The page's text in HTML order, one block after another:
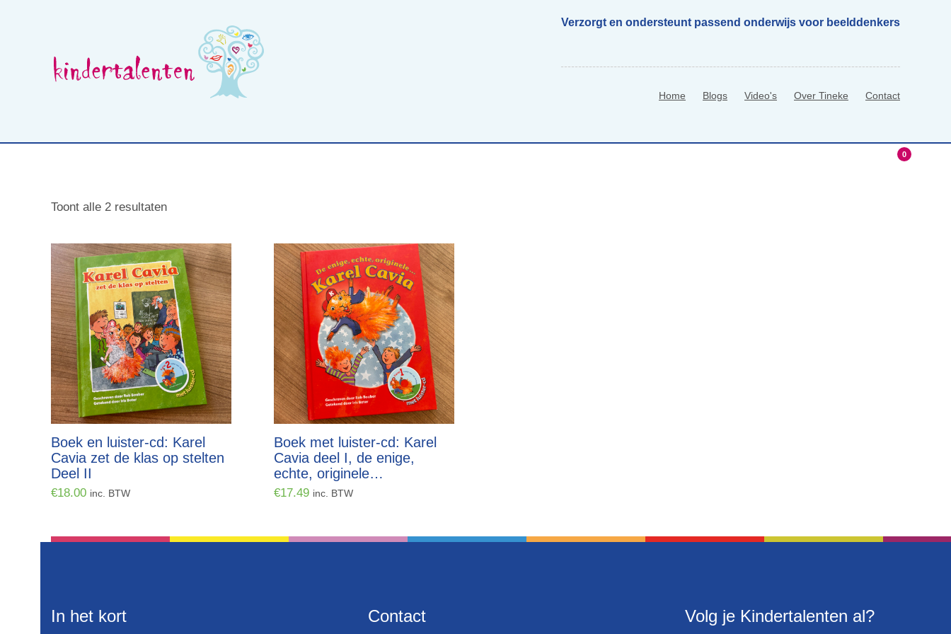
Verzorgt en ondersteunt passend onderwijs voor beelddenkers
Home Blogs Video's Over Tineke Contact
0
Toont alle 2 resultaten
Boek en luister-cd: Karel
Cavia zet de klas op stelten
Deel II
€18.00 inc. BTW
Boek met luister-cd: Karel
Cavia deel I, de enige,
echte, originele…
€17.49 inc. BTW
In het kort Contact Volg je Kindertalenten al?